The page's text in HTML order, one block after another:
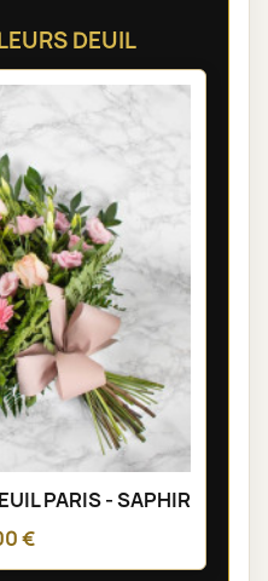
DEUIL
PARIS - SAPHIR
€